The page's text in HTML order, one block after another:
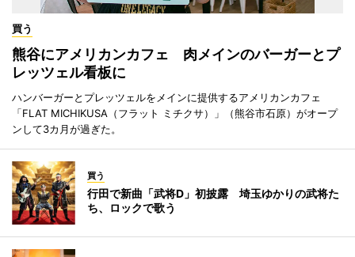
買う
熊谷にアメリカンカフェ 肉メインのバーガーとプ
レッツェル看板に
ハンバーガーとプレッツェルをメインに提供するアメリカンカフェ
「FLAT MICHIKUSA（フラット ミチクサ）」（熊谷市石原）がオープ
ンして3カ月が過ぎた。
買う
行田で新曲「武将D」初披露 埼玉ゆかりの武将た
ち、ロックで歌う